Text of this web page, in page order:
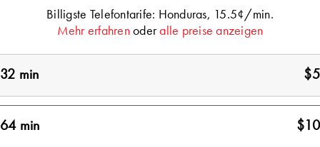
Billigste Telefontarife: Honduras, 15.5¢/min.
Mehr erfahrenoderalle preise anzeigen
32 min $5
64 min $10